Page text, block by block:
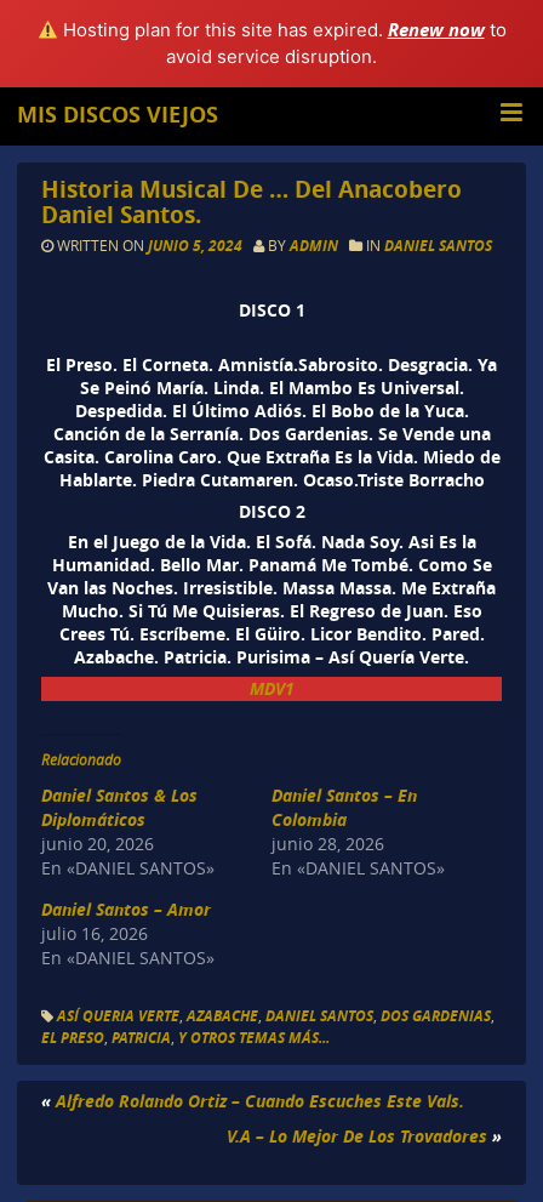
Hosting plan for this site has expired. Renew nowto
avoid service disruption.
MIS DISCOS VIEJOS
Historia Musical De … Del Anacobero
Daniel Santos.
WRITTEN ON JUNIO 5, 2024 BYADMIN IN DANIEL SANTOS
DISCO 1
El Preso. El Corneta. Amnistía.Sabrosito. Desgracia. Ya
Se Peinó María. Linda. El Mambo Es Universal.
Despedida. El Último Adiós. El Bobo de la Yuca.
Canción de la Serranía. Dos Gardenias. Se Vende una
Casita. Carolina Caro. Que Extraña Es la Vida. Miedo de
Hablarte. Piedra Cutamaren. Ocaso.Triste Borracho
DISCO 2
En el Juego de la Vida. El Sofá. Nada Soy. Asi Es la
Humanidad. Bello Mar. Panamá Me Tombé. Como Se
Van las Noches. Irresistible. Massa Massa. Me Extraña
Mucho. Si Tú Me Quisieras. El Regreso de Juan. Eso
Crees Tú. Escríbeme. El Güiro. Licor Bendito. Pared.
Azabache. Patricia. Purisima – Así Quería Verte.
MDV1
Relacionado
Daniel Santos & Los
Diplomáticos
junio 20, 2026
En «DANIEL SANTOS»
Daniel Santos – En
Colombia
junio 28, 2026
En «DANIEL SANTOS»
Daniel Santos – Amor
julio 16, 2026
En «DANIEL SANTOS»
ASÍ QUERIA VERTE, AZABACHE, DANIEL SANTOS, DOS GARDENIAS,
EL PRESO, PATRICIA Y OTROS TEMAS MÁS...
«Alfredo Rolando Ortiz – Cuando Escuches Este Vals.
V.A – Lo Mejor De Los Trovadores »